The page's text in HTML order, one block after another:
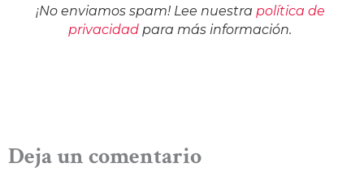
¡No enviamos spam! Lee nuestra política de
privacidad para más información.
Deja un comentario